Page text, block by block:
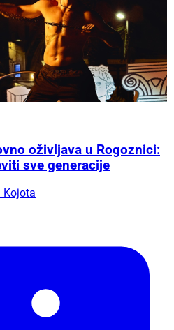
oživljava u Rogoznici:
sve generacije
Kojota